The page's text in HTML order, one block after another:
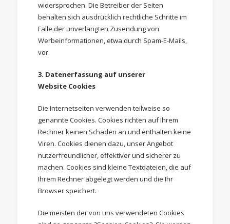
widersprochen. Die Betreiber der Seiten
behalten sich ausdrücklich rechtliche Schritte im
Falle der unverlangten Zusendung von
Werbeinformationen, etwa durch Spam-E-Mails,
vor.
3. Datenerfassung auf unserer
Website Cookies
Die Internetseiten verwenden teilweise so
genannte Cookies. Cookies richten auf Ihrem
Rechner keinen Schaden an und enthalten keine
Viren. Cookies dienen dazu, unser Angebot
nutzerfreundlicher, effektiver und sicherer zu
machen. Cookies sind kleine Textdateien, die auf
Ihrem Rechner abgelegt werden und die Ihr
Browser speichert.
Die meisten der von uns verwendeten Cookies